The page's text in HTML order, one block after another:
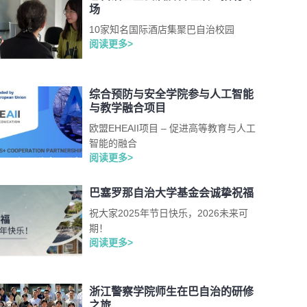
场
10家知名国际酒店集聚巴自治校园
阅读更多>
综合预防与安全学院参与人工智能
与教学融合项目
欧盟EHEAII项目 – 促进高等教育与人工
智能的融合
阅读更多>
巴塞罗那自治大学基金会诚挚祝福
祝大家2025年节日快乐，2026未来可
期！
阅读更多>
浙江警察学院师生在巴自治的研修